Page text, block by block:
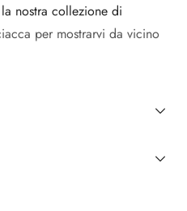
la nostra collezione di
per mostrarvi da vicino